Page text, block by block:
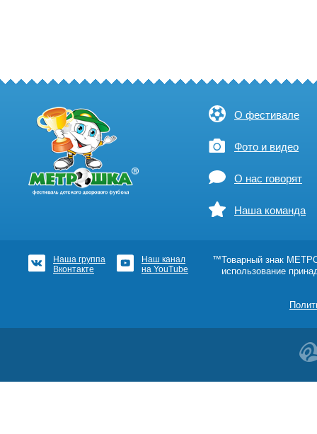
О фестивале
Фото и видео
О нас говорят
Наша команда
Наша группа
Вконтакте
Наш канал
на YouTube
™Товарный знак
использование